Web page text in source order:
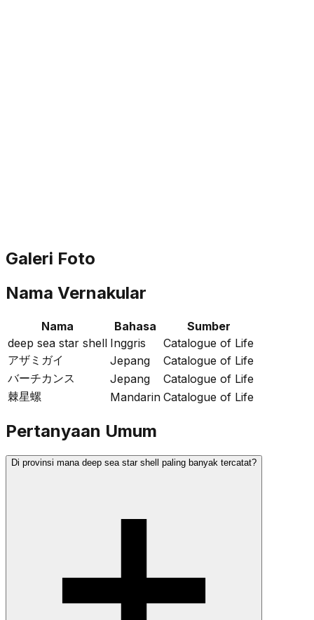
Galeri Foto
Nama Vernakular
Nama Bahasa
Sumber
deep sea star shell Inggris
Catalogue of Life
アザミガイ
Jepang
Catalogue of Life
バーチカンス
Jepang
Catalogue of Life
棘星螺
Mandarin Catalogue of Life
Pertanyaan Umum
Di provinsi mana deep sea star shell paling banyak tercatat?